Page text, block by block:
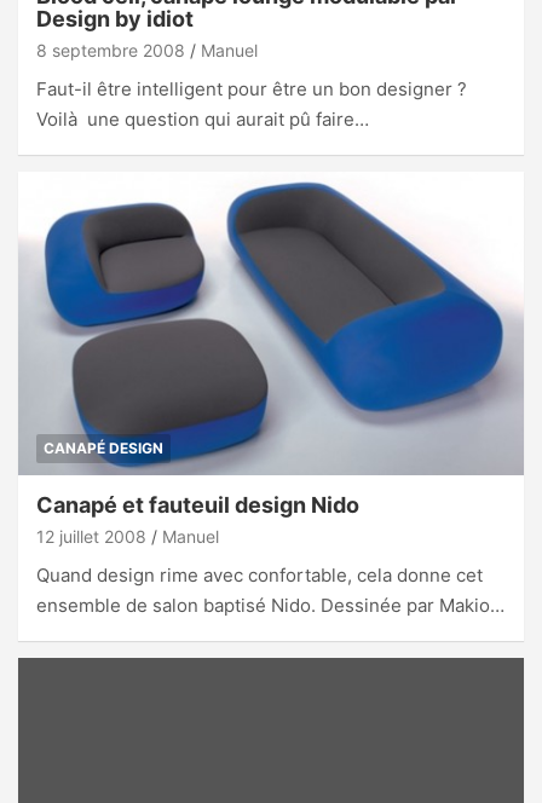
Design by idiot
8 septembre 2008 Manuel
Faut-il être intelligent pour être un bon designer ?
Voilà une question qui aurait pû faire…
CANAPÉ DESIGN
Canapé et fauteuil design Nido
12 juillet 2008 Manuel
Quand design rime avec confortable, cela donne cet
ensemble de salon baptisé Nido. Dessinée par Makio…